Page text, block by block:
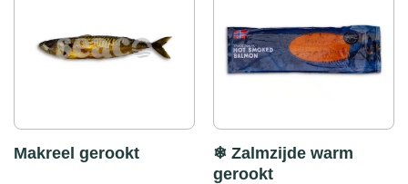
Makreel gerookt
❄ Zalmzijde warm
gerookt